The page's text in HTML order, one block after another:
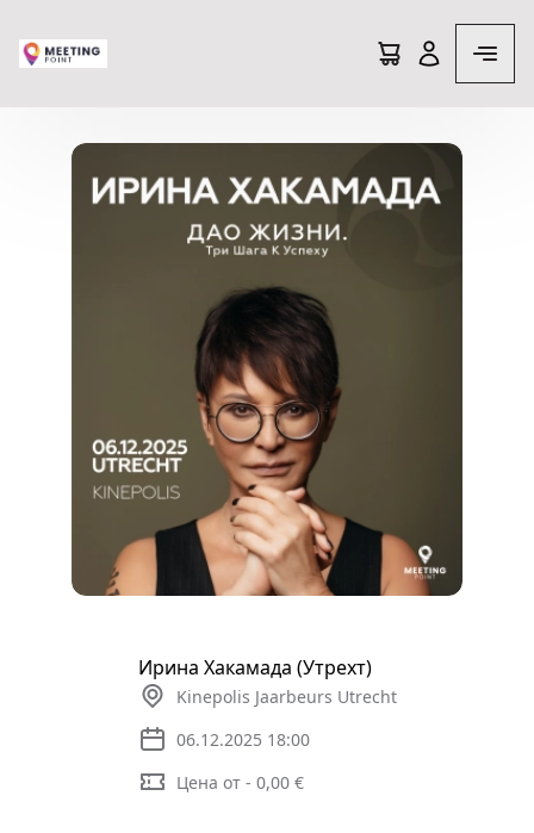
Ирина Хакамада (Утрехт)
Kinepolis Jaarbeurs Utrecht
06.12.2025 18:00
Цена от - 0,00 €